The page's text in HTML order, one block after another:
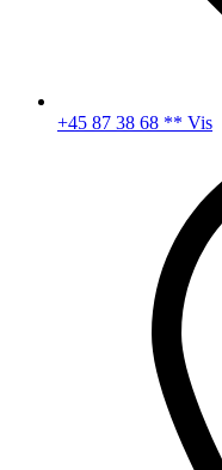
+45 87 38 68 ** Vis